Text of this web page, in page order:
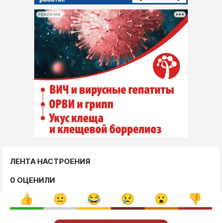
РЕКЛАМА
ЛЕНТА НАСТРОЕНИЯ
0 ОЦЕНИЛИ